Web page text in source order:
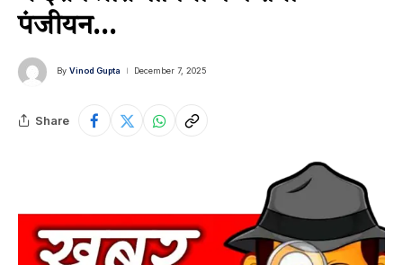
पंजीयन…
By Vinod Gupta December 7, 2025
Share